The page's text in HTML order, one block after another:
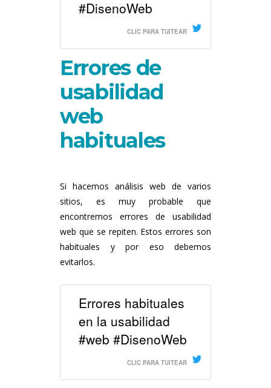
#DisenoWeb
CLIC PARA TUITEAR
Errores de
usabilidad
web
habituales
Si hacemos análisis web de varios
sitios, es muy probable que
encontremos errores de usabilidad
web que se repiten. Estos errores son
habituales y por eso debemos
evitarlos.
Errores habituales
en la usabilidad
#web #DisenoWeb
CLIC PARA TUITEAR